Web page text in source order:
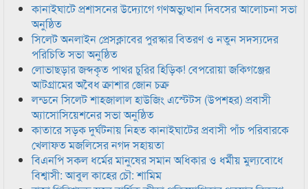
কানাইঘাটে প্রশাসনের উদ্যোগে গণঅভ্যুত্থান দিবসের আলোচনা সভা
অনুষ্ঠিত
সিলেট অনলাইন প্রেসক্লাবের পুরস্কার বিতরণ ও নতুন সদস্যদের
পরিচিতি সভা অনুষ্ঠিত
লোভাছড়ার জব্দকৃত পাথর চুরির হিড়িক! বেপরোয়া জকিগঞ্জের
আটগ্রামের অবৈধ ক্রাশার জোন চক্র
লন্ডনে সিলেট শাহজালাল হাউজিং এস্টেটস (উপশহর) প্রবাসী
অ্যাসোসিয়েশনের সভা অনুষ্ঠিত
কাতারে সড়ক দুর্ঘটনায় নিহত কানাইঘাটের প্রবাসী পাঁচ পরিবারকে
খেলাফত মজলিসের নগদ সহায়তা
বিএনপি সকল ধর্মের মানুষের সমান অধিকার ও ধর্মীয় মুল্যবোধে
বিশ্বাসী: আবুল কাহের চৌ: শামিম